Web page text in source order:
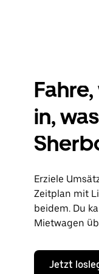
in,
Erziele
Zeitplan mit
beidem. Du
Mietwagen
Jetzt